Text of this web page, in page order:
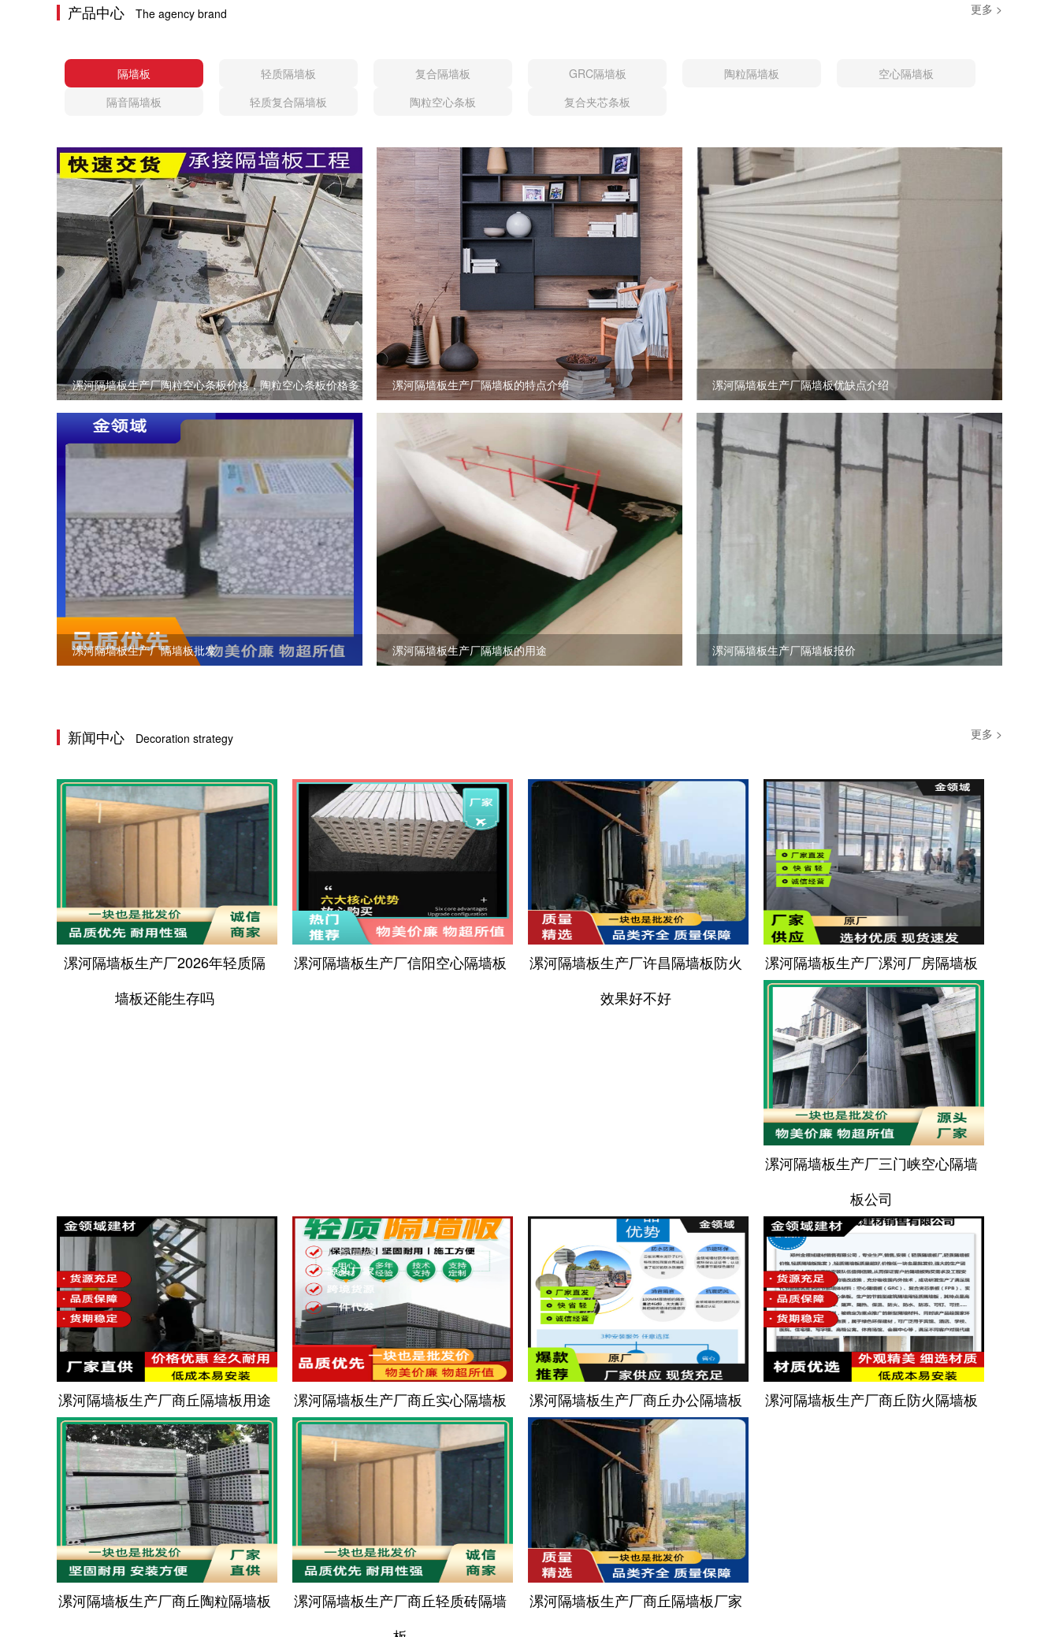
产品中心 The agency brand 更多 >
隔墙板 轻质隔墙板 复合隔墙板 GRC隔墙板 陶粒隔墙板
空心隔墙板
隔音隔墙板
轻质复合隔墙板 陶粒空心条板 复合夹芯条板
漯河隔墙板生产厂陶粒空心条板价格，陶粒空心条板价格多
少钱一平方
漯河隔墙板生产厂隔墙板的特点介绍 漯河隔墙板生产厂隔墙板优缺点介绍
漯河隔墙板生产厂隔墙板批发 漯河隔墙板生产厂隔墙板的用途 漯河隔墙板生产厂隔墙板报价
新闻中心 Decoration strategy 更多 >
漯河隔墙板生产厂2026年轻质隔
墙板还能生存吗
漯河隔墙板生产厂信阳空心隔墙板
漯河隔墙板生产厂许昌隔墙板防火
效果好不好
漯河隔墙板生产厂漯河厂房隔墙板
漯河隔墙板生产厂三门峡空心隔墙
板公司
漯河隔墙板生产厂商丘隔墙板用途 漯河隔墙板生产厂商丘实心隔墙板 漯河隔墙板生产厂商丘办公隔墙板 漯河隔墙板生产厂商丘防火隔墙板
漯河隔墙板生产厂商丘陶粒隔墙板
漯河隔墙板生产厂商丘轻质砖隔墙
漯河隔墙板生产厂商丘隔墙板厂家